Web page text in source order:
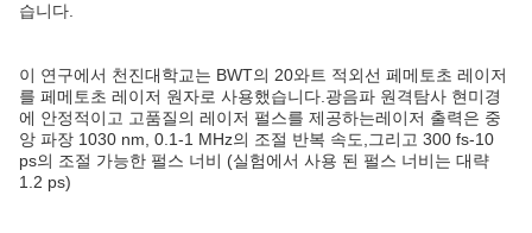
습니다.
이 연구에서 천진대학교는 BWT의 20와트 적외선 페메토초 레이저
를 페메토초 레이저 원자로 사용했습니다.광음파 원격탐사 현미경
에 안정적이고 고품질의 레이저 펄스를 제공하는레이저 출력은 중
앙 파장 1030 nm, 0.1-1 MHz의 조절 반복 속도,그리고 300 fs-10
ps의 조절 가능한 펄스 너비 (실험에서 사용 된 펄스 너비는 대략
1.2 ps)